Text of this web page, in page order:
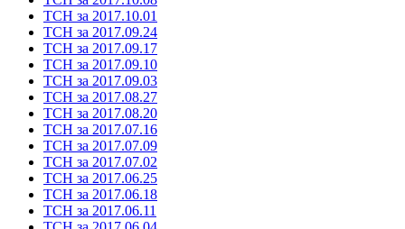
ТСН за 2017.10.01
ТСН за 2017.09.24
ТСН за 2017.09.17
ТСН за 2017.09.10
ТСН за 2017.09.03
ТСН за 2017.08.27
ТСН за 2017.08.20
ТСН за 2017.07.16
ТСН за 2017.07.09
ТСН за 2017.07.02
ТСН за 2017.06.25
ТСН за 2017.06.18
ТСН за 2017.06.11